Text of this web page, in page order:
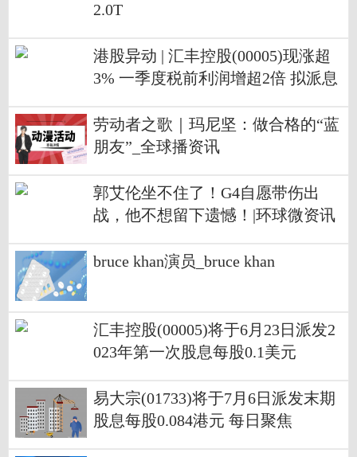
2.0T
港股异动 | 汇丰控股(00005)现涨超
3% 一季度税前利润增超2倍 拟派息
劳动者之歌｜玛尼坚：做合格的“蓝
朋友”_全球播资讯
郭艾伦坐不住了！G4自愿带伤出
战，他不想留下遗憾！|环球微资讯
bruce khan演员_bruce khan
汇丰控股(00005)将于6月23日派发2
023年第一次股息每股0.1美元
易大宗(01733)将于7月6日派发末期
股息每股0.084港元 每日聚焦